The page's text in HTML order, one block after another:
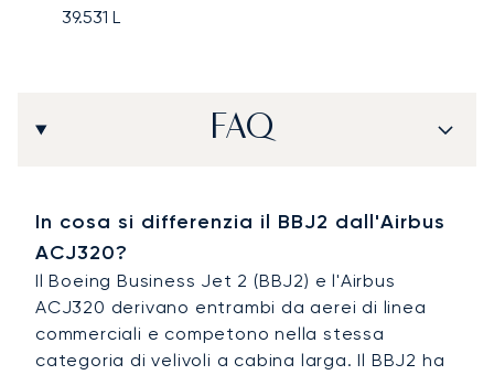
39.531 L
FAQ
In cosa si differenzia il BBJ2 dall'Airbus
ACJ320?
Il Boeing Business Jet 2 (BBJ2) e l'Airbus
ACJ320 derivano entrambi da aerei di linea
commerciali e competono nella stessa
categoria di velivoli a cabina larga. Il BBJ2 ha